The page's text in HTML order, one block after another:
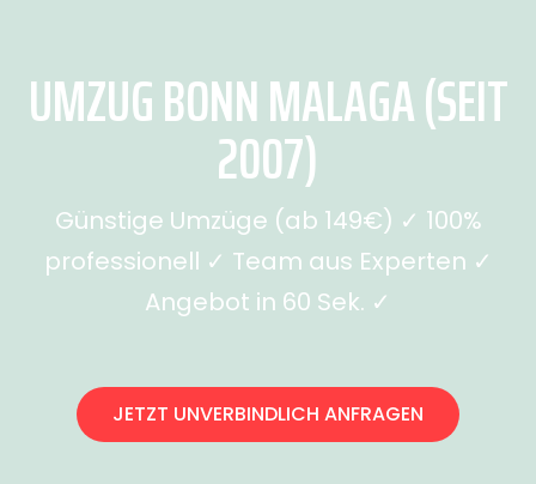
UMZUG BONN MALAGA (SEIT
2007)
Günstige Umzüge (ab 149€) ✓ 100%
professionell ✓ Team aus Experten ✓
Angebot in 60 Sek. ✓
JETZT UNVERBINDLICH ANFRAGEN